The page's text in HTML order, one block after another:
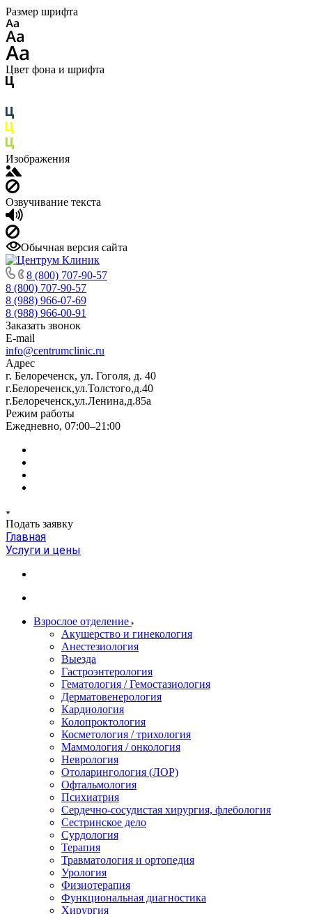
Размер шрифта
Цвет фона и шрифта
Изображения
Озвучивание текста
Обычная версия сайта
8 (800) 707-90-57
8 (800) 707-90-57
8 (988) 966-07-69
8 (988) 966-00-91
Заказать звонок
E-mail
info@centrumclinic.ru
Адрес
г. Белореченск, ул. Гоголя, д. 40
г.Белореченск,ул.Толстого,д.40
г.Белореченск,ул.Ленина,д.85а
Режим работы
Ежедневно, 07:00–21:00
Подать заявку
Главная
Услуги и цены
Взрослое отделение
Акушерство и гинекология
Анестезиология
Выезда
Гастроэнтерология
Гематология / Гемостазиология
Дерматовенерология
Кардиология
Колопроктология
Косметология / трихология
Маммология / онкология
Неврология
Отоларингология (ЛОР)
Офтальмология
Психиатрия
Сердечно-сосудистая хирургия, флебология
Сестринское дело
Сурдология
Терапия
Травматология и ортопедия
Урология
Физиотерапия
Функциональная диагностика
Хирургия